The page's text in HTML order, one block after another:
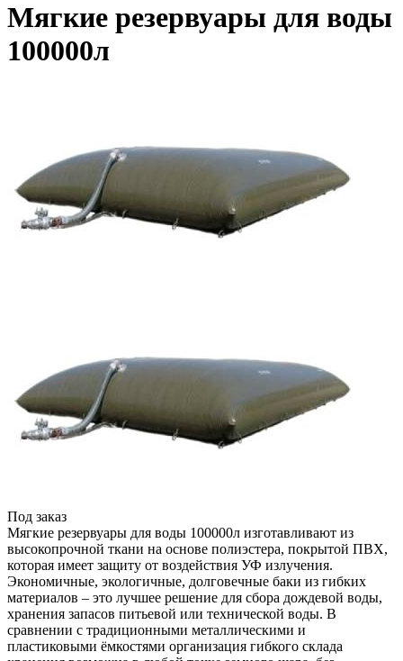
Мягкие резервуары для воды
100000л
Под заказ
Мягкие резервуары для воды 100000л изготавливают из
высокопрочной ткани на основе полиэстера, покрытой ПВХ,
которая имеет защиту от воздействия УФ излучения.
Экономичные, экологичные, долговечные баки из гибких
материалов – это лучшее решение для сбора дождевой воды,
хранения запасов питьевой или технической воды. В
сравнении с традиционными металлическими и
пластиковыми ёмкостями организация гибкого склада